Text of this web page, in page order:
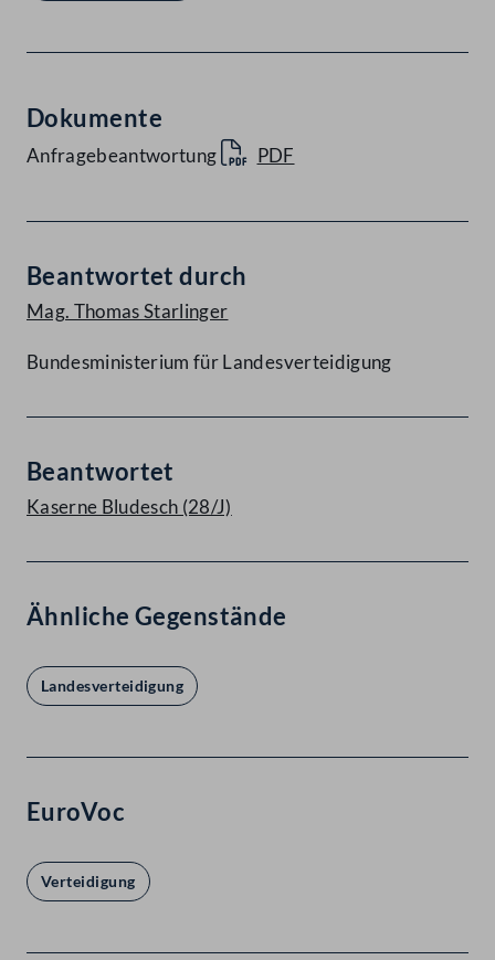
Dokumente
Anfragebeantwortung PDF
Beantwortet durch
Mag. Thomas Starlinger
Bundesministerium für Landesverteidigung
Beantwortet
Kaserne Bludesch (28/J)
Ähnliche Gegenstände
Landesverteidigung
EuroVoc
Verteidigung